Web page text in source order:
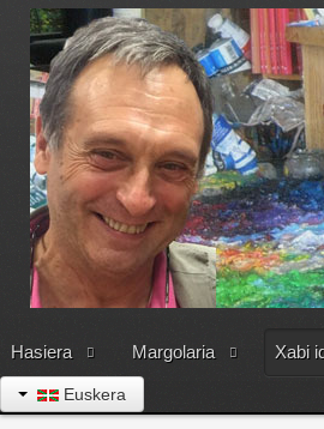
Hasiera Margolaria Xabi
Euskera